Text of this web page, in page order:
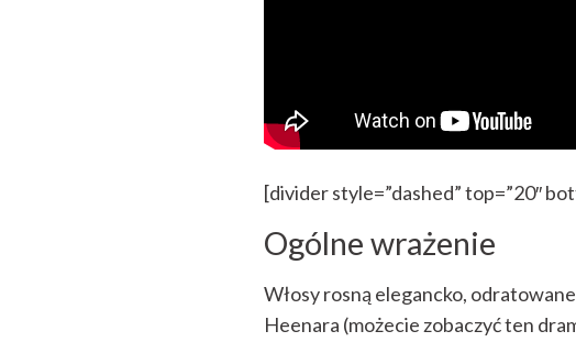
[divider style=”dashed” top=”20″
Ogólne wrażenie
Włosy rosną elegancko,
Heenara (możecie zobaczyć ten